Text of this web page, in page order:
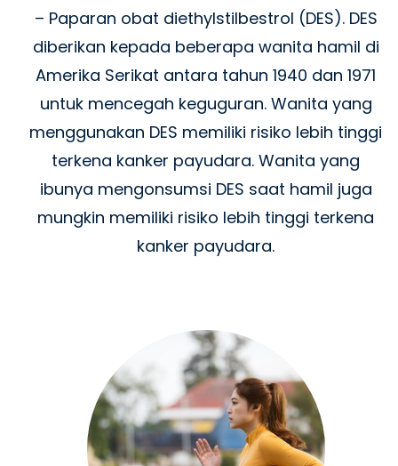
– Paparan obat diethylstilbestrol (DES). DES
diberikan kepada beberapa wanita hamil di
Amerika Serikat antara tahun 1940 dan 1971
untuk mencegah keguguran. Wanita yang
menggunakan DES memiliki risiko lebih tinggi
terkena kanker payudara. Wanita yang
ibunya mengonsumsi DES saat hamil juga
mungkin memiliki risiko lebih tinggi terkena
kanker payudara.